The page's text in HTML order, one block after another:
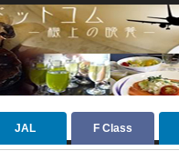
JAL F Class